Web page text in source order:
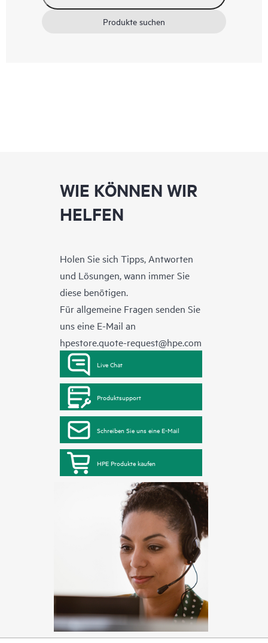
Produkte suchen
WIE KÖNNEN WIR
HELFEN
Holen Sie sich Tipps, Antworten
und Lösungen, wann immer Sie
diese benötigen.
Für allgemeine Fragen senden Sie
uns eine E-Mail an
hpestore.quote-request@hpe.com
Live Chat
Produktsupport
Schreiben Sie uns eine E-Mail
HPE Produkte kaufen